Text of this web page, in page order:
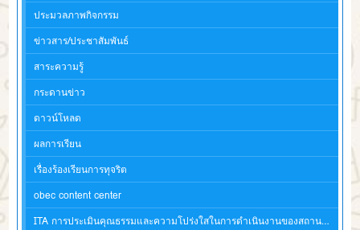
ประมวลภาพกิจกรรม
ข่าวสาร/ประชาสัมพันธ์
สาระความรู้
กระดานข่าว
ดาวน์โหลด
ผลการเรียน
เรื่องร้องเรียนการทุจริต
obec content center
ITA การประเมินคุณธรรมและความโปร่งใสในการดำเนินงานของสถานศึกษา